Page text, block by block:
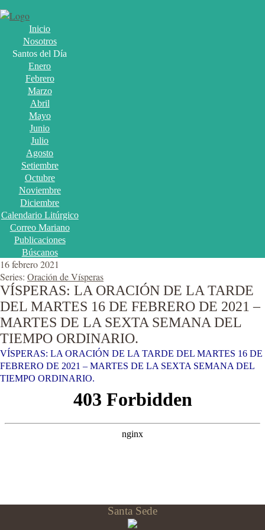
Inicio
Nosotros
Santos del Día
Enero
Febrero
Marzo
Abril
Mayo
Junio
Julio
Agosto
Setiembre
Octubre
Noviembre
Diciembre
Calendario Litúrgico
Correo Mariano
Publicaciones
Búscanos
16 febrero 2021
Series: Oración de Vísperas
VÍSPERAS: LA ORACIÓN DE LA TARDE
DEL MARTES 16 DE FEBRERO DE 2021 –
MARTES DE LA SEXTA SEMANA DEL
TIEMPO ORDINARIO.
VÍSPERAS: LA ORACIÓN DE LA TARDE DEL MARTES 16 DE
FEBRERO DE 2021 – MARTES DE LA SEXTA SEMANA DEL
TIEMPO ORDINARIO.
Santa Sede